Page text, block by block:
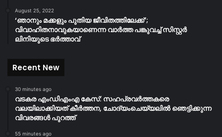
August 25, 2022
‘ഞാനും മക്കളും പുതിയ ജീവിതത്തിലേക്ക്’;
വിവാഹിതനാവുകയാണെന്ന വാർത്ത പങ്കുവച്ച് സിസ്റ്റർ
ലിനിയുടെ ഭർത്താവ്
Recent New
30 minutes ago
വടകര എംഡിഎംഎ കേസ്: സഹപ്രവർത്തകരെ
വലയിലാക്കിയത് കീർത്തന, ചോദ്യംചെയ്യലിൽ ഞെട്ടിക്കുന്ന
വിവരങ്ങൾ പുറത്ത്
55 minutes ago